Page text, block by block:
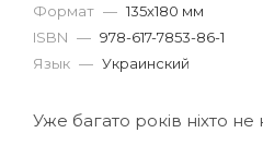
Формат — 135x180 мм
ISBN — 978-617-7853-86-1
Язык — Украинский
Уже багато років ніхто не